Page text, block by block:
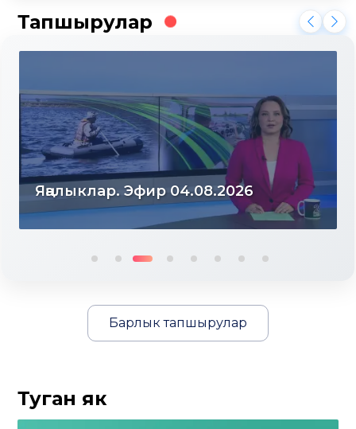
Тапшырулар
Яңалыклар. Эфир 03.08.2026
Барлык тапшырулар
Туган як